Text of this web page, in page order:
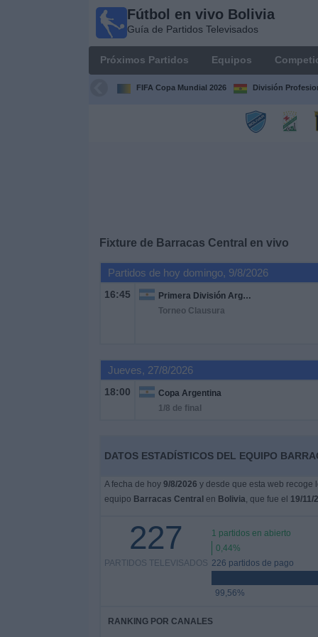
Fútbol en vivo Bolivia
Guía de Partidos Televisados
Próximos Partidos Equipos
FIFA Copa Mundial 2026 División
Fixture de Barracas Central en vivo
Partidos de hoy domingo, 9/8/2026
16:45
Primera División Argentina
Torneo Clausura
Jueves, 27/8/2026
18:00
Copa Argentina
1/8 de final
DATOS ESTADÍSTICOS DEL EQUIPO
A fecha de hoy 9/8/2026 y desde que esta web recoge
equipo Barracas Central en Bolivia, que fue el 19/11/
227
PARTIDOS TELEVISADOS
1 partidos en abierto
0,44%
226 partidos de pago
99,56%
RANKING POR CANALES